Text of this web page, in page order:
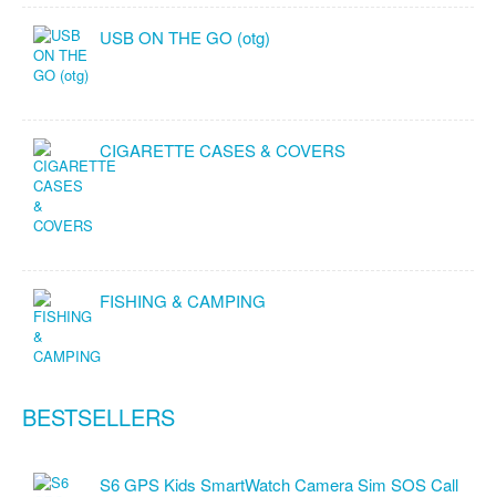
USB ON THE GO (otg)
CIGARETTE CASES & COVERS
FISHING & CAMPING
BESTSELLERS
S6 GPS Kids SmartWatch Camera Sim SOS Call